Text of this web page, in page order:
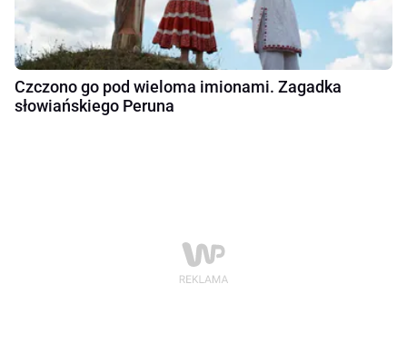
Czczono go pod wieloma imionami. Zagadka
słowiańskiego Peruna